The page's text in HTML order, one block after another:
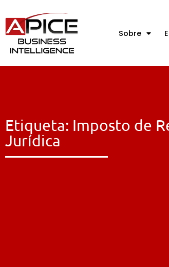
Sobre
Etiqueta: Imposto de
Jurídica